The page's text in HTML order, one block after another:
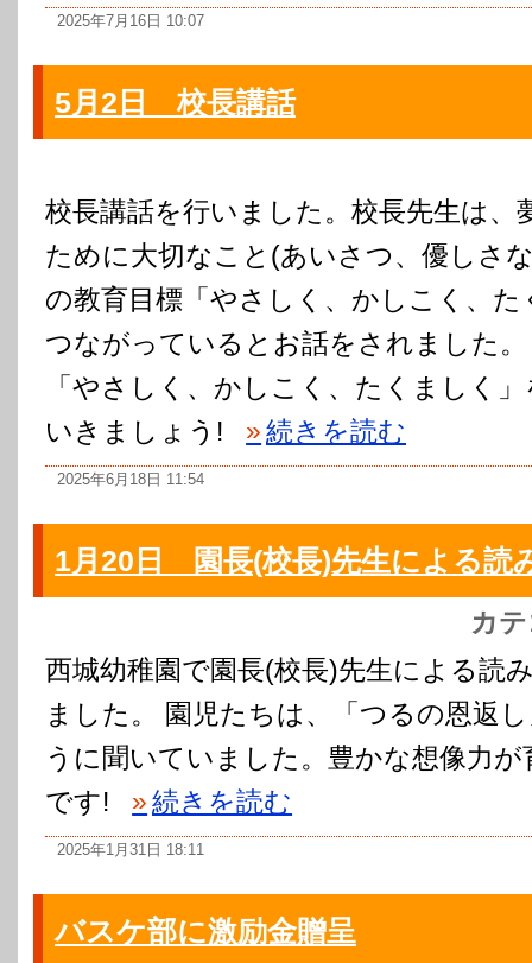
2025年7月16日 10:07
5月2日 校長講話
校長講話を行いました。校長先生は、
ために大切なこと(あいさつ、優しさ
の教育目標「やさしく、かしこく、
つながっているとお話をされました
「やさしく、かしこく、たくましく
いきましょう!
»続きを読む
2025年6月18日 11:54
1月20日 園長(校長)先生による読
カ
西城幼稚園で園長(校長)先生による読
ました。 園児たちは、「つるの恩返
うに聞いていました。豊かな想像力
です!
»続きを読む
2025年1月31日 18:11
バスケ部に激励金贈呈